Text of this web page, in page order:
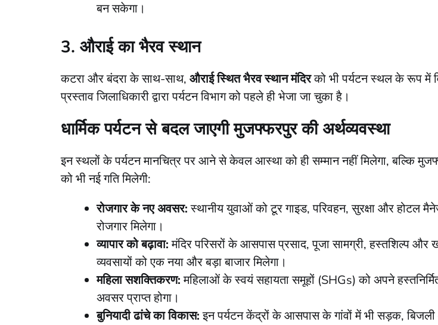
बन सकेगा।
3. औराई का भैरव स्थान
​कटरा और बंदरा के साथ-साथ, औराई स्थित भैरव स्थान मंदिरको भी पर्यटन स्थल के रूप में
प्रस्ताव जिलाधिकारी द्वारा पर्यटन विभाग को पहले ही भेजा जा चुका है।
धार्मिक पर्यटन से बदल जाएगी मुजफ्फरपुर की अर्थव्यवस्था
​इन स्थलों के पर्यटन मानचित्र पर आने से केवल आस्था को ही सम्मान नहीं मिलेगा, बल्कि
को भी नई गति मिलेगी:
रोजगार के नए अवसर:स्थानीय युवाओं को टूर गाइड, परिवहन, सुरक्षा और होटल
रोजगार मिलेगा।
व्यापार को बढ़ावा:मंदिर परिसरों के आसपास प्रसाद, पूजा सामग्री, हस्तशिल्प और
व्यवसायों को एक नया और बड़ा बाजार मिलेगा।
महिला सशक्तिकरण:महिलाओं के स्वयं सहायता समूहों (SHGs) को अपने
अवसर प्राप्त होगा।
बुनियादी ढांचे का विकास:इन पर्यटन केंद्रों के आसपास के गांवों में भी सड़क,